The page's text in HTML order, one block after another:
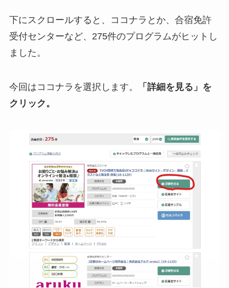
下にスクロールすると、ココナラとか、合宿免許
受付センターなど、275件のプログラムがヒットし
ました。
今回はココナラを選択します。
「詳細を見る」を
クリック。